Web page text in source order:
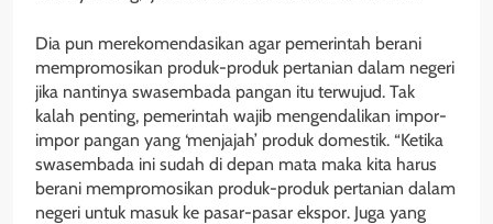
Dia pun merekomendasikan agar pemerintah berani
mempromosikan produk-produk pertanian dalam negeri
jika nantinya swasembada pangan itu terwujud. Tak
kalah penting, pemerintah wajib mengendalikan impor-
impor pangan yang ‘menjajah’ produk domestik. “Ketika
swasembada ini sudah di depan mata maka kita harus
berani mempromosikan produk-produk pertanian dalam
negeri untuk masuk ke pasar-pasar ekspor. Juga yang